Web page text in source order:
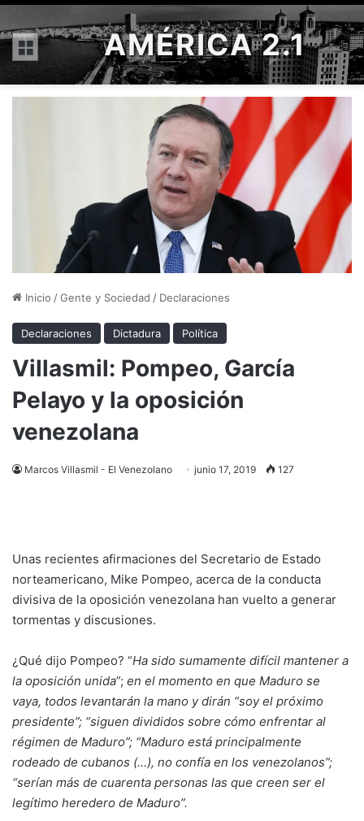
Menú AMÉRICA 2.1
Inicio /Gente y Sociedad / Declaraciones
Declaraciones Dictadura Política
Villasmil: Pompeo, García
Pelayo y la oposición
venezolana
Marcos Villasmil - El Venezolano junio 17, 2019 127
Unas recientes afirmaciones del Secretario de Estado
norteamericano, Mike Pompeo, acerca de la conducta
divisiva de la oposición venezolana han vuelto a generar
tormentas y discusiones.
¿Qué dijo Pompeo? “Ha sido sumamente difícil mantener a
la oposición unida”; en el momento en que Maduro se
vaya, todos levantarán la mano y dirán “soy el próximo
presidente”; “siguen divididos sobre cómo enfrentar al
régimen de Maduro”; “Maduro está principalmente
rodeado de cubanos (…), no confía en los venezolanos”;
“serían más de cuarenta personas las que creen ser el
legítimo heredero de Maduro”.